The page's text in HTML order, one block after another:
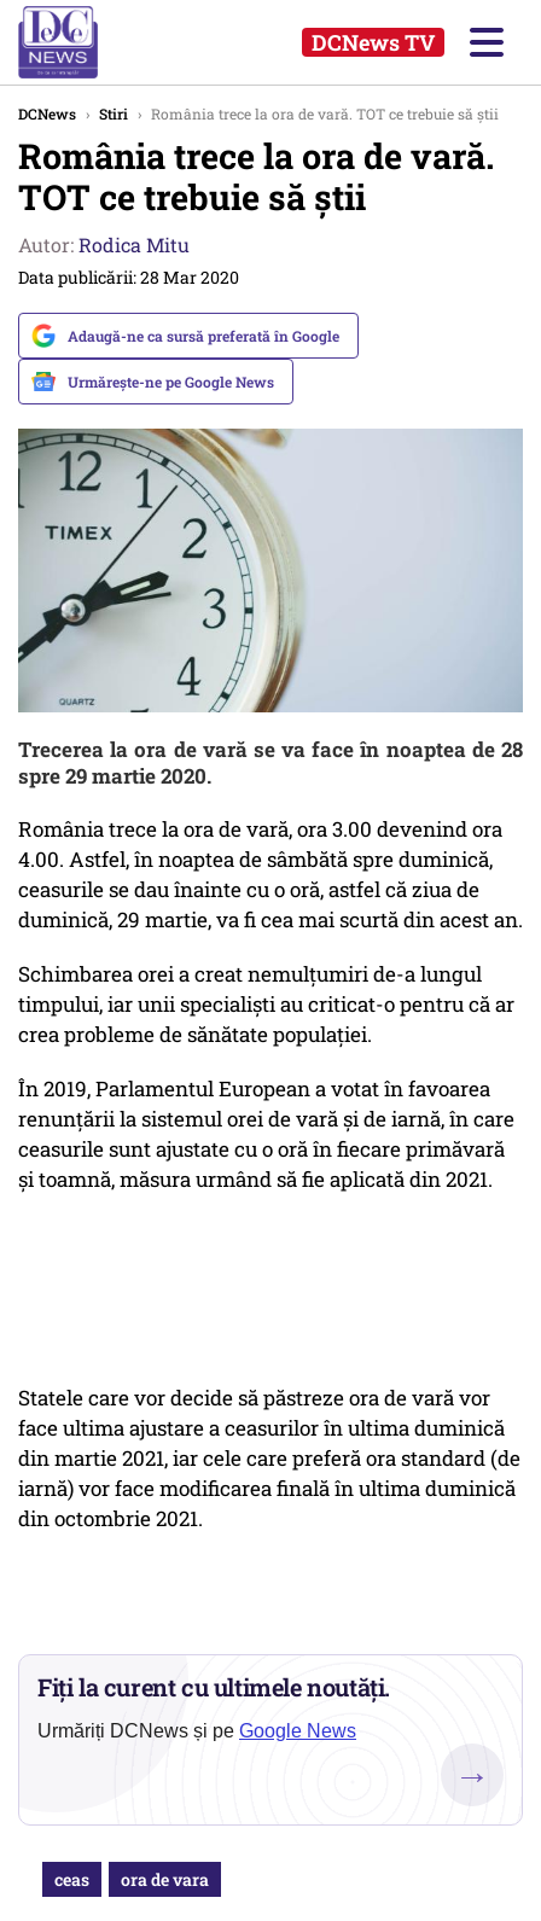
DCNews TV
DCNews › Stiri › România trece la ora de vară. TOT ce trebuie să știi
România trece la ora de vară.
TOT ce trebuie să știi
Autor:Rodica Mitu
Data publicării: 28 Mar 2020
Adaugă-ne ca sursă preferată în Google
Urmărește-ne pe Google News
Trecerea la ora de vară se va face în noaptea de 28
spre 29 martie 2020.
România trece la ora de vară, ora 3.00 devenind ora
4.00. Astfel, în noaptea de sâmbătă spre duminică,
ceasurile se dau înainte cu o oră, astfel că ziua de
duminică, 29 martie, va fi cea mai scurtă din acest an.
Schimbarea orei a creat nemulțumiri de-a lungul
timpului, iar unii specialiști au criticat-o pentru că ar
crea probleme de sănătate populației.
În 2019, Parlamentul European a votat în favoarea
renunţării la sistemul orei de vară şi de iarnă, în care
ceasurile sunt ajustate cu o oră în fiecare primăvară
şi toamnă, măsura urmând să fie aplicată din 2021.
Statele care vor decide să păstreze ora de vară vor
face ultima ajustare a ceasurilor în ultima duminică
din martie 2021, iar cele care preferă ora standard (de
iarnă) vor face modificarea finală în ultima duminică
din octombrie 2021.
Fiți la curent cu ultimele noutăți.
Urmăriți DCNews și pe Google News
→
ceas ora de vara